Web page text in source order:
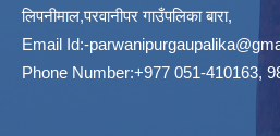
लिपनीमाल,परवानीपर गाउँपलिका बारा,
Email Id:-
Phone Number:+977 051-410163,